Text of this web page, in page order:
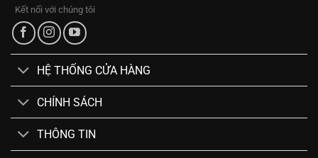
Kết nối với chúng tôi
HỆ THỐNG CỬA HÀNG
CHÍNH SÁCH
THÔNG TIN